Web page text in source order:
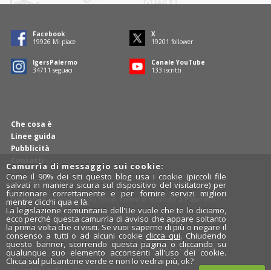
Che cosa è
Linee guida
Pubblicità
Contatti
Facebook
19989 Mi piace
X
19263 follower
IgersPalermo
34824 seguaci
Canale YouTube
133 iscritti
PCDQ - Palermo Come Dove Quando
Domande e risposte su dove, come e quando a Palermo.
Design cut&paste
Rosalio.it
Camurrìa di messaggio sui cookie:
Come il 90% dei siti questo blog usa i cookie (piccoli file
salvati in maniera sicura sul dispositivo del visitatore) per
funzionare correttamente e per fornire servizi migliori
mentre clicchi qua e là.
La legislazione comunitaria dell'Ue vuole che te lo diciamo,
ecco perché questa camurrìa di avviso che appare soltanto
la prima volta che ci visiti. Se vuoi saperne di più o negare il
consenso a tutti o ad alcuni cookie clicca qui. Chiudendo
questo banner, scorrendo questa pagina o cliccando su
qualunque suo elemento acconsenti all'uso dei cookie.
Clicca sul pulsantone verde e non lo vedrai più, ok?